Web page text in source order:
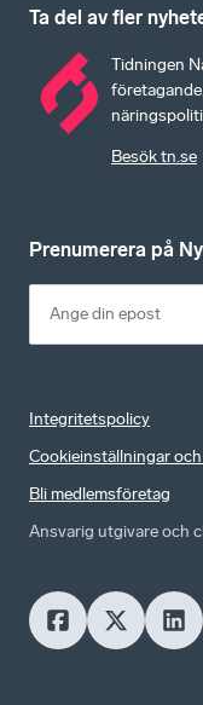
Ta del av fler
Tidningen
Besök tn.se
Prenumerera på
Integritetspolicy
Cookieinställningar
Bli medlemsföretag
Ansvarig utgivare och